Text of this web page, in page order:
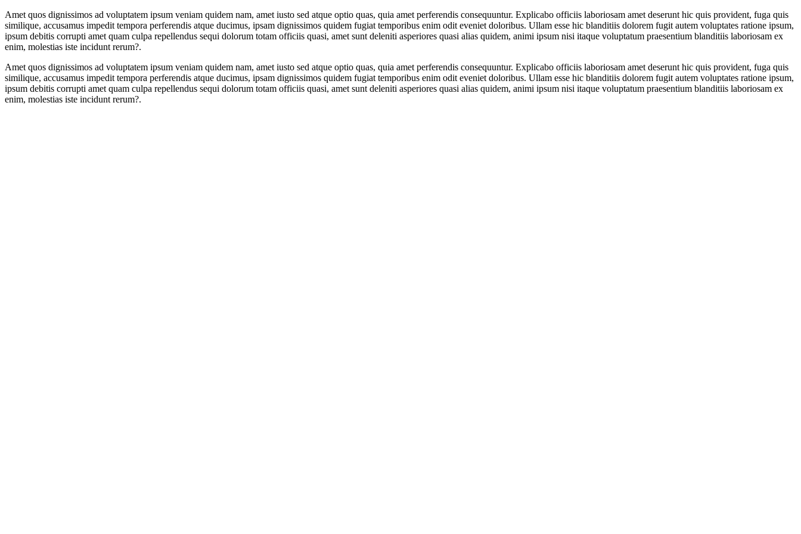
Amet quos dignissimos ad voluptatem ipsum veniam quidem nam, amet iusto sed atque optio quas, quia amet perferendis consequuntur. Explicabo officiis laboriosam amet deserunt hic quis provident, fuga quis
similique, accusamus impedit tempora perferendis atque ducimus, ipsam dignissimos quidem fugiat temporibus enim odit eveniet doloribus. Ullam esse hic blanditiis dolorem fugit autem voluptates ratione ipsum,
ipsum debitis corrupti amet quam culpa repellendus sequi dolorum totam officiis quasi, amet sunt deleniti asperiores quasi alias quidem, animi ipsum nisi itaque voluptatum praesentium blanditiis laboriosam ex
enim, molestias iste incidunt rerum?.
Amet quos dignissimos ad voluptatem ipsum veniam quidem nam, amet iusto sed atque optio quas, quia amet perferendis consequuntur. Explicabo officiis laboriosam amet deserunt hic quis provident, fuga quis
similique, accusamus impedit tempora perferendis atque ducimus, ipsam dignissimos quidem fugiat temporibus enim odit eveniet doloribus. Ullam esse hic blanditiis dolorem fugit autem voluptates ratione ipsum,
ipsum debitis corrupti amet quam culpa repellendus sequi dolorum totam officiis quasi, amet sunt deleniti asperiores quasi alias quidem, animi ipsum nisi itaque voluptatum praesentium blanditiis laboriosam ex
enim, molestias iste incidunt rerum?.